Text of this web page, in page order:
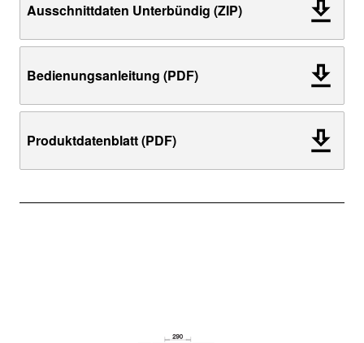
Ausschnittdaten Unterbündig (ZIP)
Bedienungsanleitung (PDF)
Produktdatenblatt (PDF)